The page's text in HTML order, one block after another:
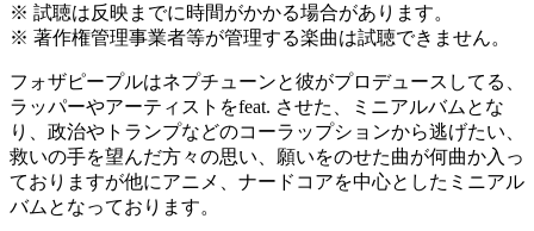
※ 試聴は反映までに時間がかかる場合があります。
※ 著作権管理事業者等が管理する楽曲は試聴できません。
フォザピープルはネプチューンと彼がプロデュースしてる、
ラッパーやアーティストをfeat. させた、ミニアルバムとな
り、政治やトランプなどのコーラップションから逃げたい、
救いの手を望んだ方々の思い、願いをのせた曲が何曲か入っ
ておりますが他にアニメ、ナードコアを中心としたミニアル
バムとなっております。